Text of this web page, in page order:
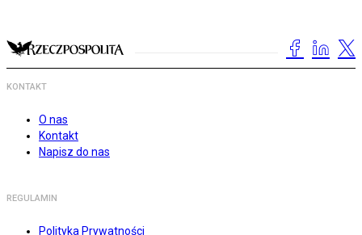
KONTAKT
O nas
Kontakt
Napisz do nas
REGULAMIN
Polityka Prywatności